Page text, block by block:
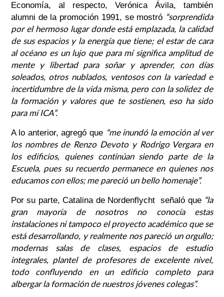
Economía, al respecto, Verónica Ávila, también
alumni de la promoción 1991, se mostró “sorprendida
por el hermoso lugar donde está emplazada, la calidad
de sus espacios y la energía que tiene; el estar de cara
al océano es un lujo que para mí significa amplitud de
mente y libertad para soñar y aprender, con días
soleados, otros nublados, ventosos con la variedad e
incertidumbre de la vida misma, pero con la solidez de
la formación y valores que te sostienen, eso ha sido
para mí ICA”.
A lo anterior, agregó que “me inundó la emoción al ver
los nombres de Renzo Devoto y Rodrigo Vergara en
los edificios, quienes continúan siendo parte de la
Escuela, pues su recuerdo permanece en quienes nos
educamos con ellos; me pareció un bello homenaje”.
Por su parte, Catalina de Nordenflycht señaló que “la
gran mayoría de nosotros no conocía estas
instalaciones ni tampoco el proyecto académico que se
está desarrollando, y realmente nos pareció un orgullo;
modernas salas de clases, espacios de estudio
integrales, plantel de profesores de excelente nivel,
todo confluyendo en un edificio completo para
albergar la formación de nuestros jóvenes colegas”.